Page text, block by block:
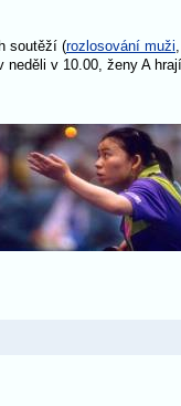
soutěží (rozlosování muži,
v 10.00, ženy A